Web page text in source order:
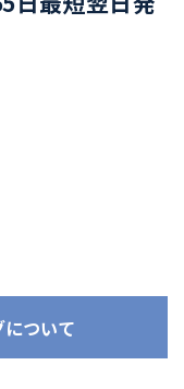
ついて